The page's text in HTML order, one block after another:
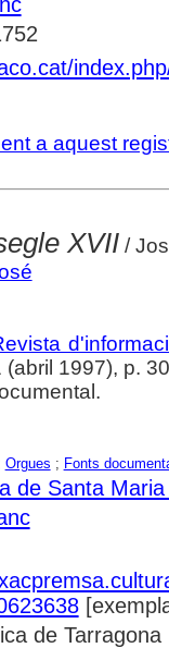
a aquest
XVII/
1997), p.
Orgues ; Fonts
de Santa
de Tarragona